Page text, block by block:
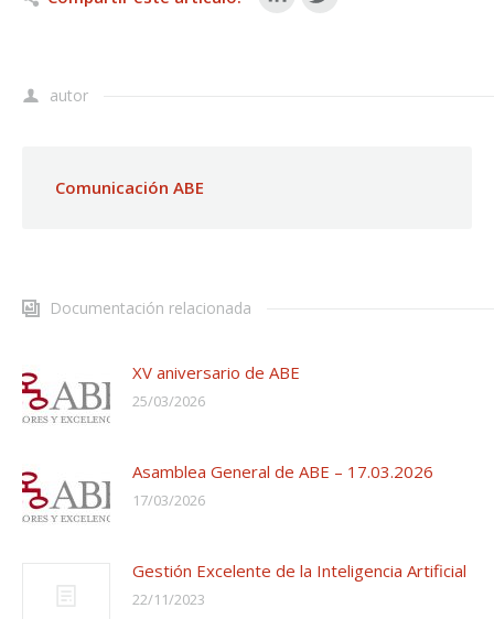
autor
Comunicación ABE
Documentación relacionada
XV aniversario de ABE
25/03/2026
Asamblea General de ABE – 17.03.2026
17/03/2026
Gestión Excelente de la Inteligencia Artificial
22/11/2023